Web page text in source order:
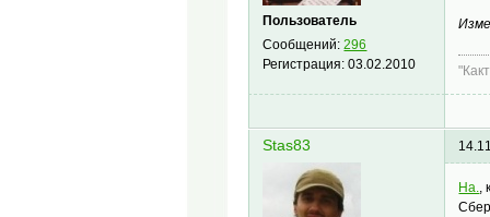
Пользователь
Сообщений:296
Регистрация:03.02.2010
Stas83
Ha.,